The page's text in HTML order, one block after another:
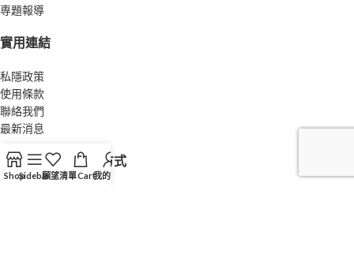
専題報導
實用連結
私隱政策
使用條款
聯絡我們
最新消息
我哋接受以下付款方式
ShopSidebar願望清單Cart我的帳戶